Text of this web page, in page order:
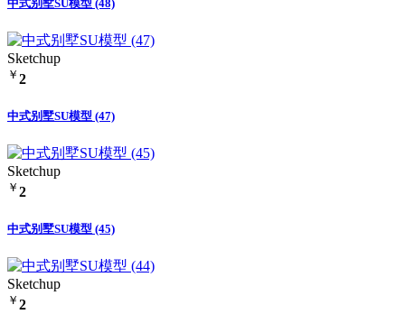
中式别墅SU模型 (48)
Sketchup
￥ 2
中式别墅SU模型 (47)
Sketchup
￥ 2
中式别墅SU模型 (45)
Sketchup
￥ 2